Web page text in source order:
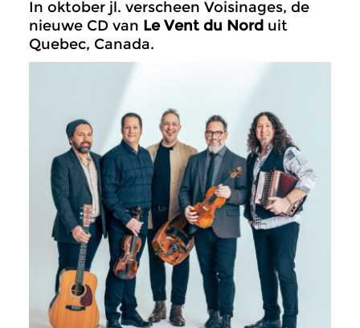
In oktober jl. verscheen Voisinages, de
nieuwe CD van Le Vent du Nord uit
Quebec, Canada.